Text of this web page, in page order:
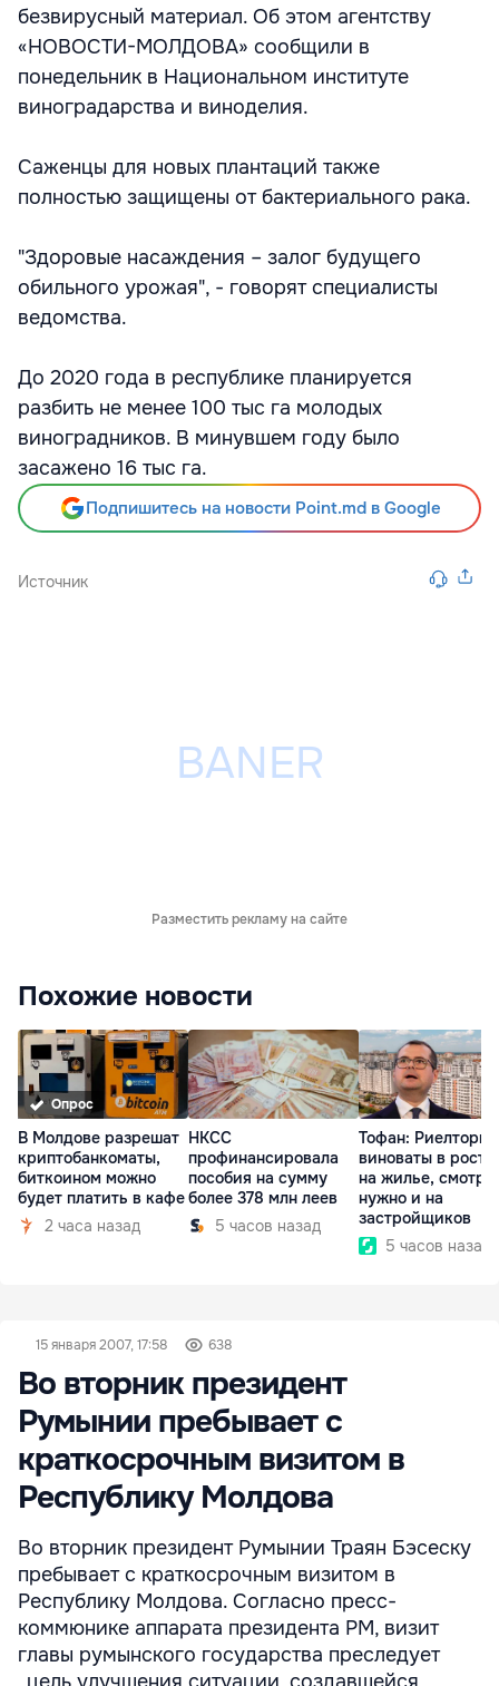
безвирусный материал. Об этом агентству
«НОВОСТИ-МОЛДОВА» сообщили в
понедельник в Национальном институте
виноградарства и виноделия.
Саженцы для новых плантаций также
полностью защищены от бактериального рака.
"Здоровые насаждения – залог будущего
обильного урожая", - говорят специалисты
ведомства.
До 2020 года в республике планируется
разбить не менее 100 тыс га молодых
виноградников. В минувшем году было
засажено 16 тыс га.
Подпишитесь на новости Point.md в Google
Источник
Разместить рекламу на сайте
Похожие новости
Опрос
В Молдове разрешат
криптобанкоматы,
биткоином можно
будет платить в кафе
2 часа назад
НКСС
профинансировала
пособия на сумму
более 378 млн леев
5 часов назад
Тофан: Риелторы
виноваты в росте
на жилье,
нужно и на
застройщиков
5 часов назад
15 января 2007, 17:58 638
Во вторник президент
Румынии пребывает с
краткосрочным визитом в
Республику Молдова
Во вторник президент Румынии Траян Бэсеску
пребывает с краткосрочным визитом в
Республику Молдова. Согласно пресс-
коммюнике аппарата президента РМ, визит
главы румынского государства преследует